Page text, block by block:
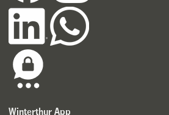
Winterthur App